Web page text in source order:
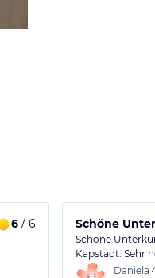
6/ 6 Schöne
Schöne
Kapstadt. Sehr
Daniela